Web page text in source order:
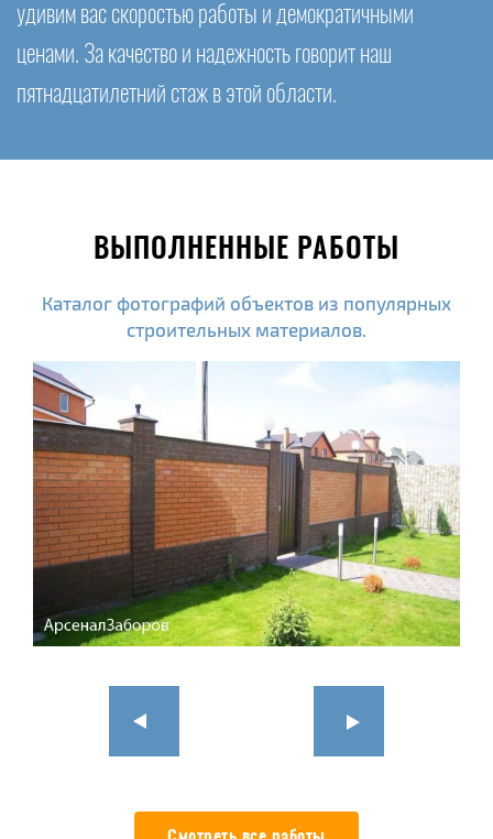
удивим вас скоростью работы и демократичными
ценами. За качество и надежность говорит наш
пятнадцатилетний стаж в этой области.
ВЫПОЛНЕННЫЕ РАБОТЫ
Каталог фотографий объектов из популярных
строительных материалов.